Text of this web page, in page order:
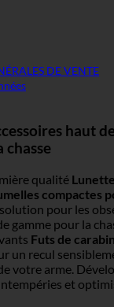
DE VENTE
haut
qualité
compactes
pour les
gamme pour la
Futs de
un recul
votre arme.
et